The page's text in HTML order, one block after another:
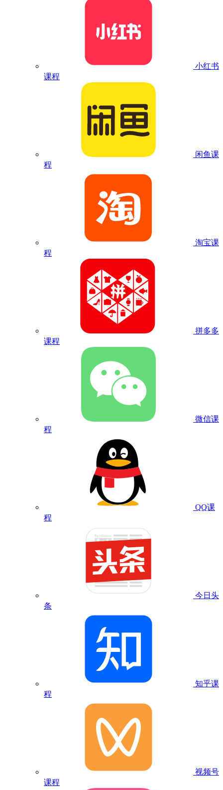
小红书
课程
闲鱼课
程
淘宝课
程
拼多多
课程
微信课
程
QQ课
程
今日头
条
知乎课
程
视频号
课程